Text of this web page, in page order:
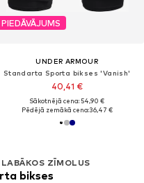
PIEDĀVĀJUMS
UNDER ARMOUR
Standarta Sporta bikses 'Vanish'
40,41 €
Sākotnējā cena: 54,90 €
Pēdējā zemākā cena:36,47 €
ZĪMOLUS
bikses